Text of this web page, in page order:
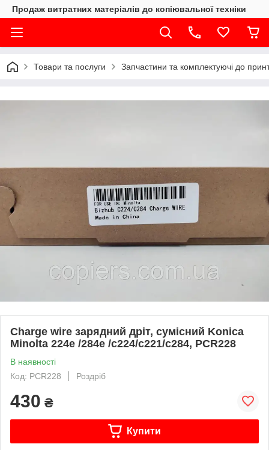
Продаж витратних матеріалів до копіювальної техніки
Товари та послуги Запчастини та комплектуючі до
Charge wire зарядний дріт, сумісний Konica
Minolta 224e /284e /с224/с221/с284, PCR228
В наявності
Код: PCR228
Роздріб
430 ₴
Купити